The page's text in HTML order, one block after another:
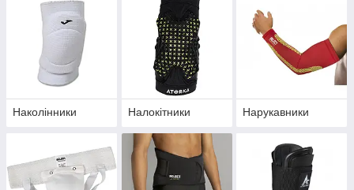
Наколінники Налокітники Нарукавники